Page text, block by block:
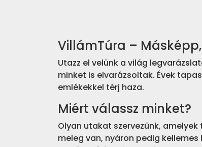
VillámTúra –
Utazz el velünk a világ
minket is elvarázsoltak. Évek
emlékekkel térj haza.
Miért válassz minket?
Olyan utakat szervezünk,
meleg van, nyáron pedig